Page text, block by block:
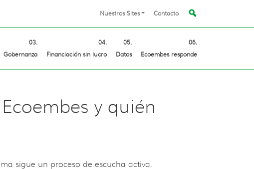
Nuestros Sites Contacto
Gobernanza Financiación sin lucro Datos Ecoembes responde
y quién
sigue un proceso de escucha activa,